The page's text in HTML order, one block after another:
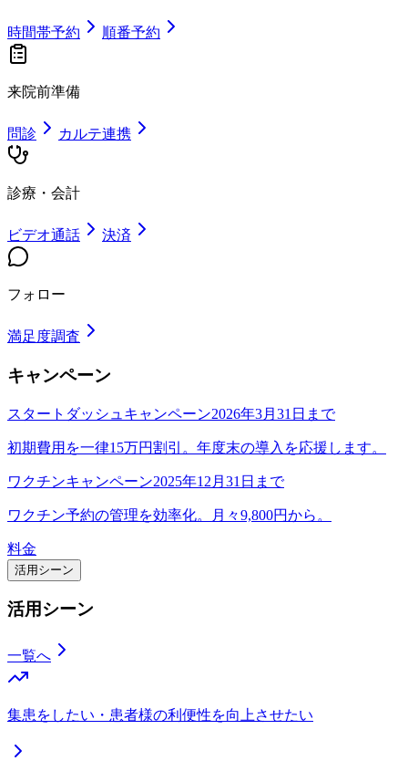
時間帯予約 順番予約
来院前準備
問診 カルテ連携
診療・会計
ビデオ通話 決済
フォロー
満足度調査
キャンペーン
スタートダッシュキャンペーン2026年3月31日まで
初期費用を一律15万円割引。年度末の導入を応援します。
ワクチンキャンペーン2025年12月31日まで
ワクチン予約の管理を効率化。月々9,800円から。
料金
活用シーン
活用シーン
一覧へ
集患をしたい・患者様の利便性を向上させたい